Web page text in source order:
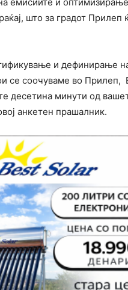
што за градот Прилеп
и дефинирање
се соочуваме во Прилеп,
десетина минути од
анкетен прашалник.